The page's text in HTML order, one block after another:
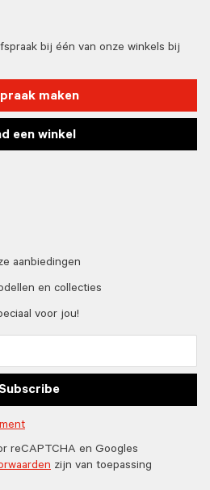
bij één van onze winkels bij
maken
een winkel
aanbiedingen
en collecties
voor jou!
Subscribe
reCAPTCHA en Googles
zijn van toepassing